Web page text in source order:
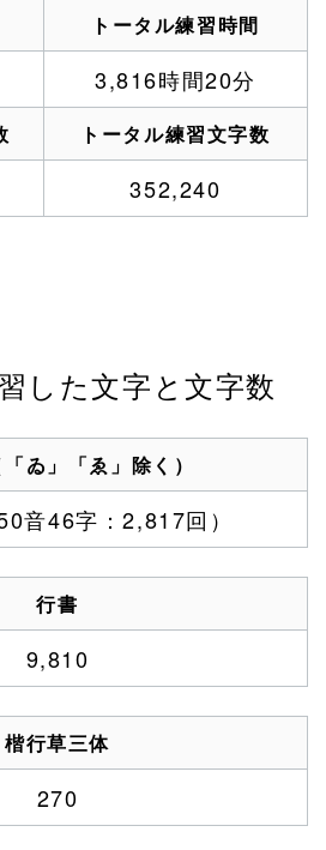
トータル練習時間
3,816時間20分
トータル練習文字数
352,240
した文字と文字数
ゐ」「ゑ」除く）
音46字：2,817回）
行書
9,810
楷行草三体
270